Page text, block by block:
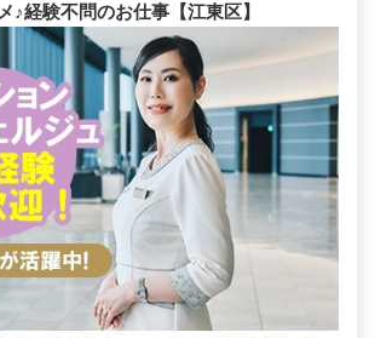
♪経験不問のお仕事【江東区】